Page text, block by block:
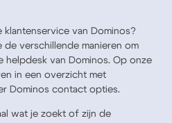
klantenservice van Dominos?
de verschillende manieren om
van Dominos. Op onze
in een overzicht met
Dominos contact opties.
wat je zoekt of zijn de